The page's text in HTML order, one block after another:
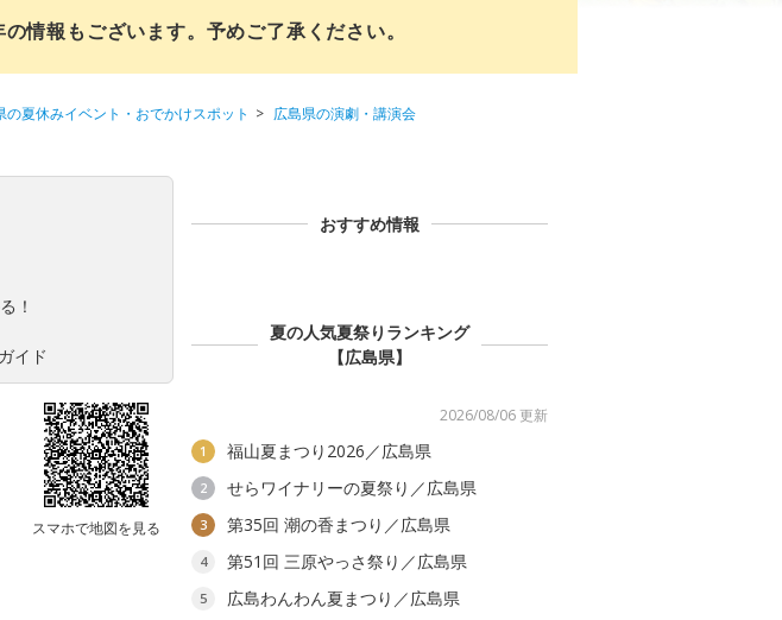
情報もございます。予めご了承ください。
の夏休みイベント・おでかけスポット
広島県の演劇・講演会
！
イド
スマホで地図を見る
おすすめ情報
夏の人気夏祭りランキング
【広島県】
2026/08/06 更新
1 福山夏まつり2026／広島県
2 せらワイナリーの夏祭り／広島県
3 第35回 潮の香まつり／広島県
4 第51回 三原やっさ祭り／広島県
5
広島わんわん夏まつり／広島県